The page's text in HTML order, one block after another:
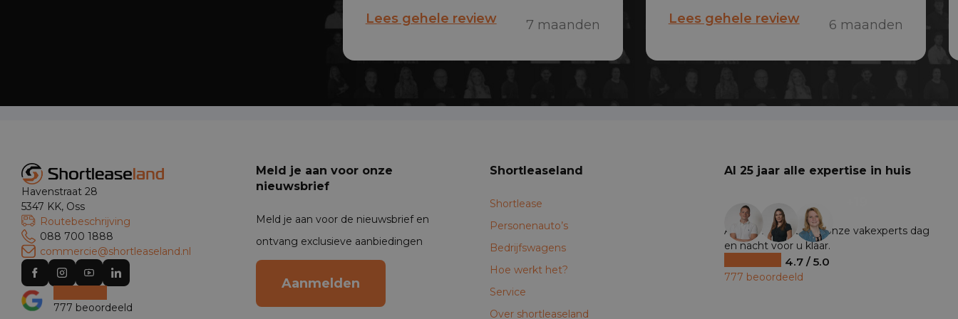
onmiddellijk hebben geholpen aan
aanleveren van de documenten, dat
Lees gehele review 7 maanden
maandag al voorzien van een auto.
Lees gehele review 6 maanden
Havenstraat 28
5347 KK, Oss
Routebeschrijving
088 700 1888
commercie@shortleaseland.nl
777 beoordeeld
Meld je aan voor onze
nieuwsbrief
Meld je aan voor de nieuwsbrief en
ontvang exclusieve aanbiedingen
Aanmelden
Shortleaseland
Shortlease
Personenauto’s
Bedrijfswagens
Hoe werkt het?
Service
Over shortleaseland
Al 25 jaar alle expertise in huis
Al ruim 25 jaar staan onze vakexperts dag
en nacht voor u klaar.
4.7 / 5.0
777 beoordeeld